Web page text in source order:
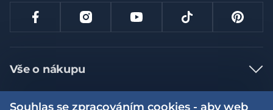
Vše o nákupu
Jak nakupovat
Souhlas se zpracováním cookies - aby web